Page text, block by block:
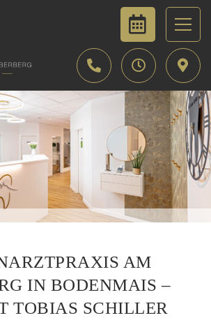
AM
IN BODEN­MAIS –
TOBIAS SCHILLER